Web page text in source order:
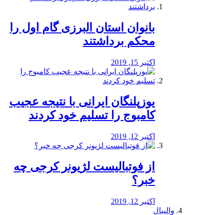
بانوان استان البرزی گام اول را
محكم برداشتند
اکتبر 15, 2019
یوزپلنگان ایرانی با نتیجه عجیب
کامبوج را تسلیم خود کردند
اکتبر 12, 2019
از فوتبالیست لژیونر کرجی چه
خبر؟
اکتبر 12, 2019
والیبال